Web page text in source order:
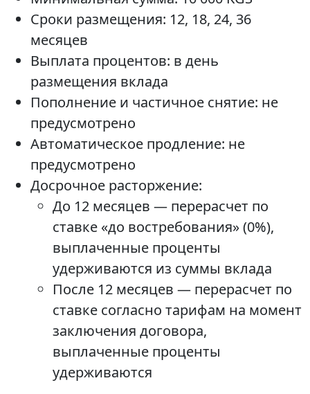
Сроки размещения: 12, 18, 24, 36
месяцев
Выплата процентов: в день
размещения вклада
Пополнение и частичное снятие: не
предусмотрено
Автоматическое продление: не
предусмотрено
Досрочное расторжение:
До 12 месяцев — перерасчет по
ставке «до востребования» (0%),
выплаченные проценты
удерживаются из суммы вклада
После 12 месяцев — перерасчет по
ставке согласно тарифам на момент
заключения договора,
выплаченные проценты
удерживаются